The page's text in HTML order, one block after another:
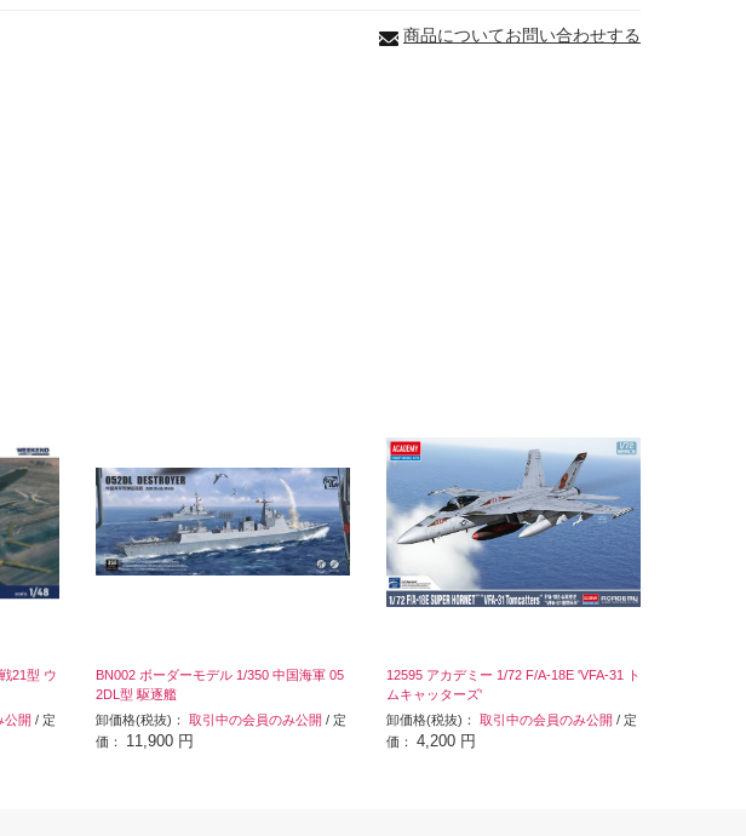
商品についてお問い合わせする
21型 ウ
公開 / 定
BN002 ボーダーモデル 1/350 中国海軍 05
2DL型 駆逐艦
卸価格(税抜)： 取引中の会員のみ公開 / 定
価： 11,900 円
12595 アカデミー 1/72 F/A-18E 'VFA-31 ト
ムキャッターズ'
卸価格(税抜)： 取引中の会員のみ公開 / 定
価： 4,200 円